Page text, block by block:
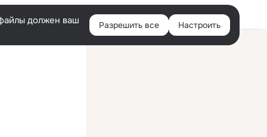
Войти
должен ваш
Разрешить все Настроить